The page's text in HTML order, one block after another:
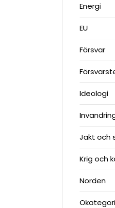
Energi
EU
Försvar
Ideologi
Jakt och
Krig och
Norden